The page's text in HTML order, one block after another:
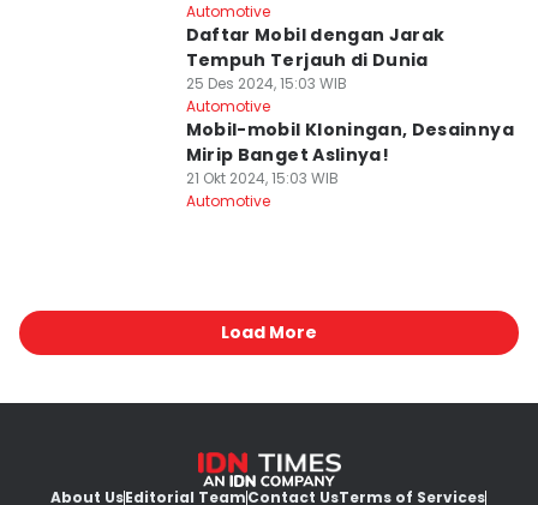
Automotive
Daftar Mobil dengan Jarak
Tempuh Terjauh di Dunia
25 Des 2024, 15:03 WIB
Automotive
Mobil-mobil Kloningan, Desainnya
Mirip Banget Aslinya!
21 Okt 2024, 15:03 WIB
Automotive
Load More
About UsEditorial TeamContact UsTerms of Services